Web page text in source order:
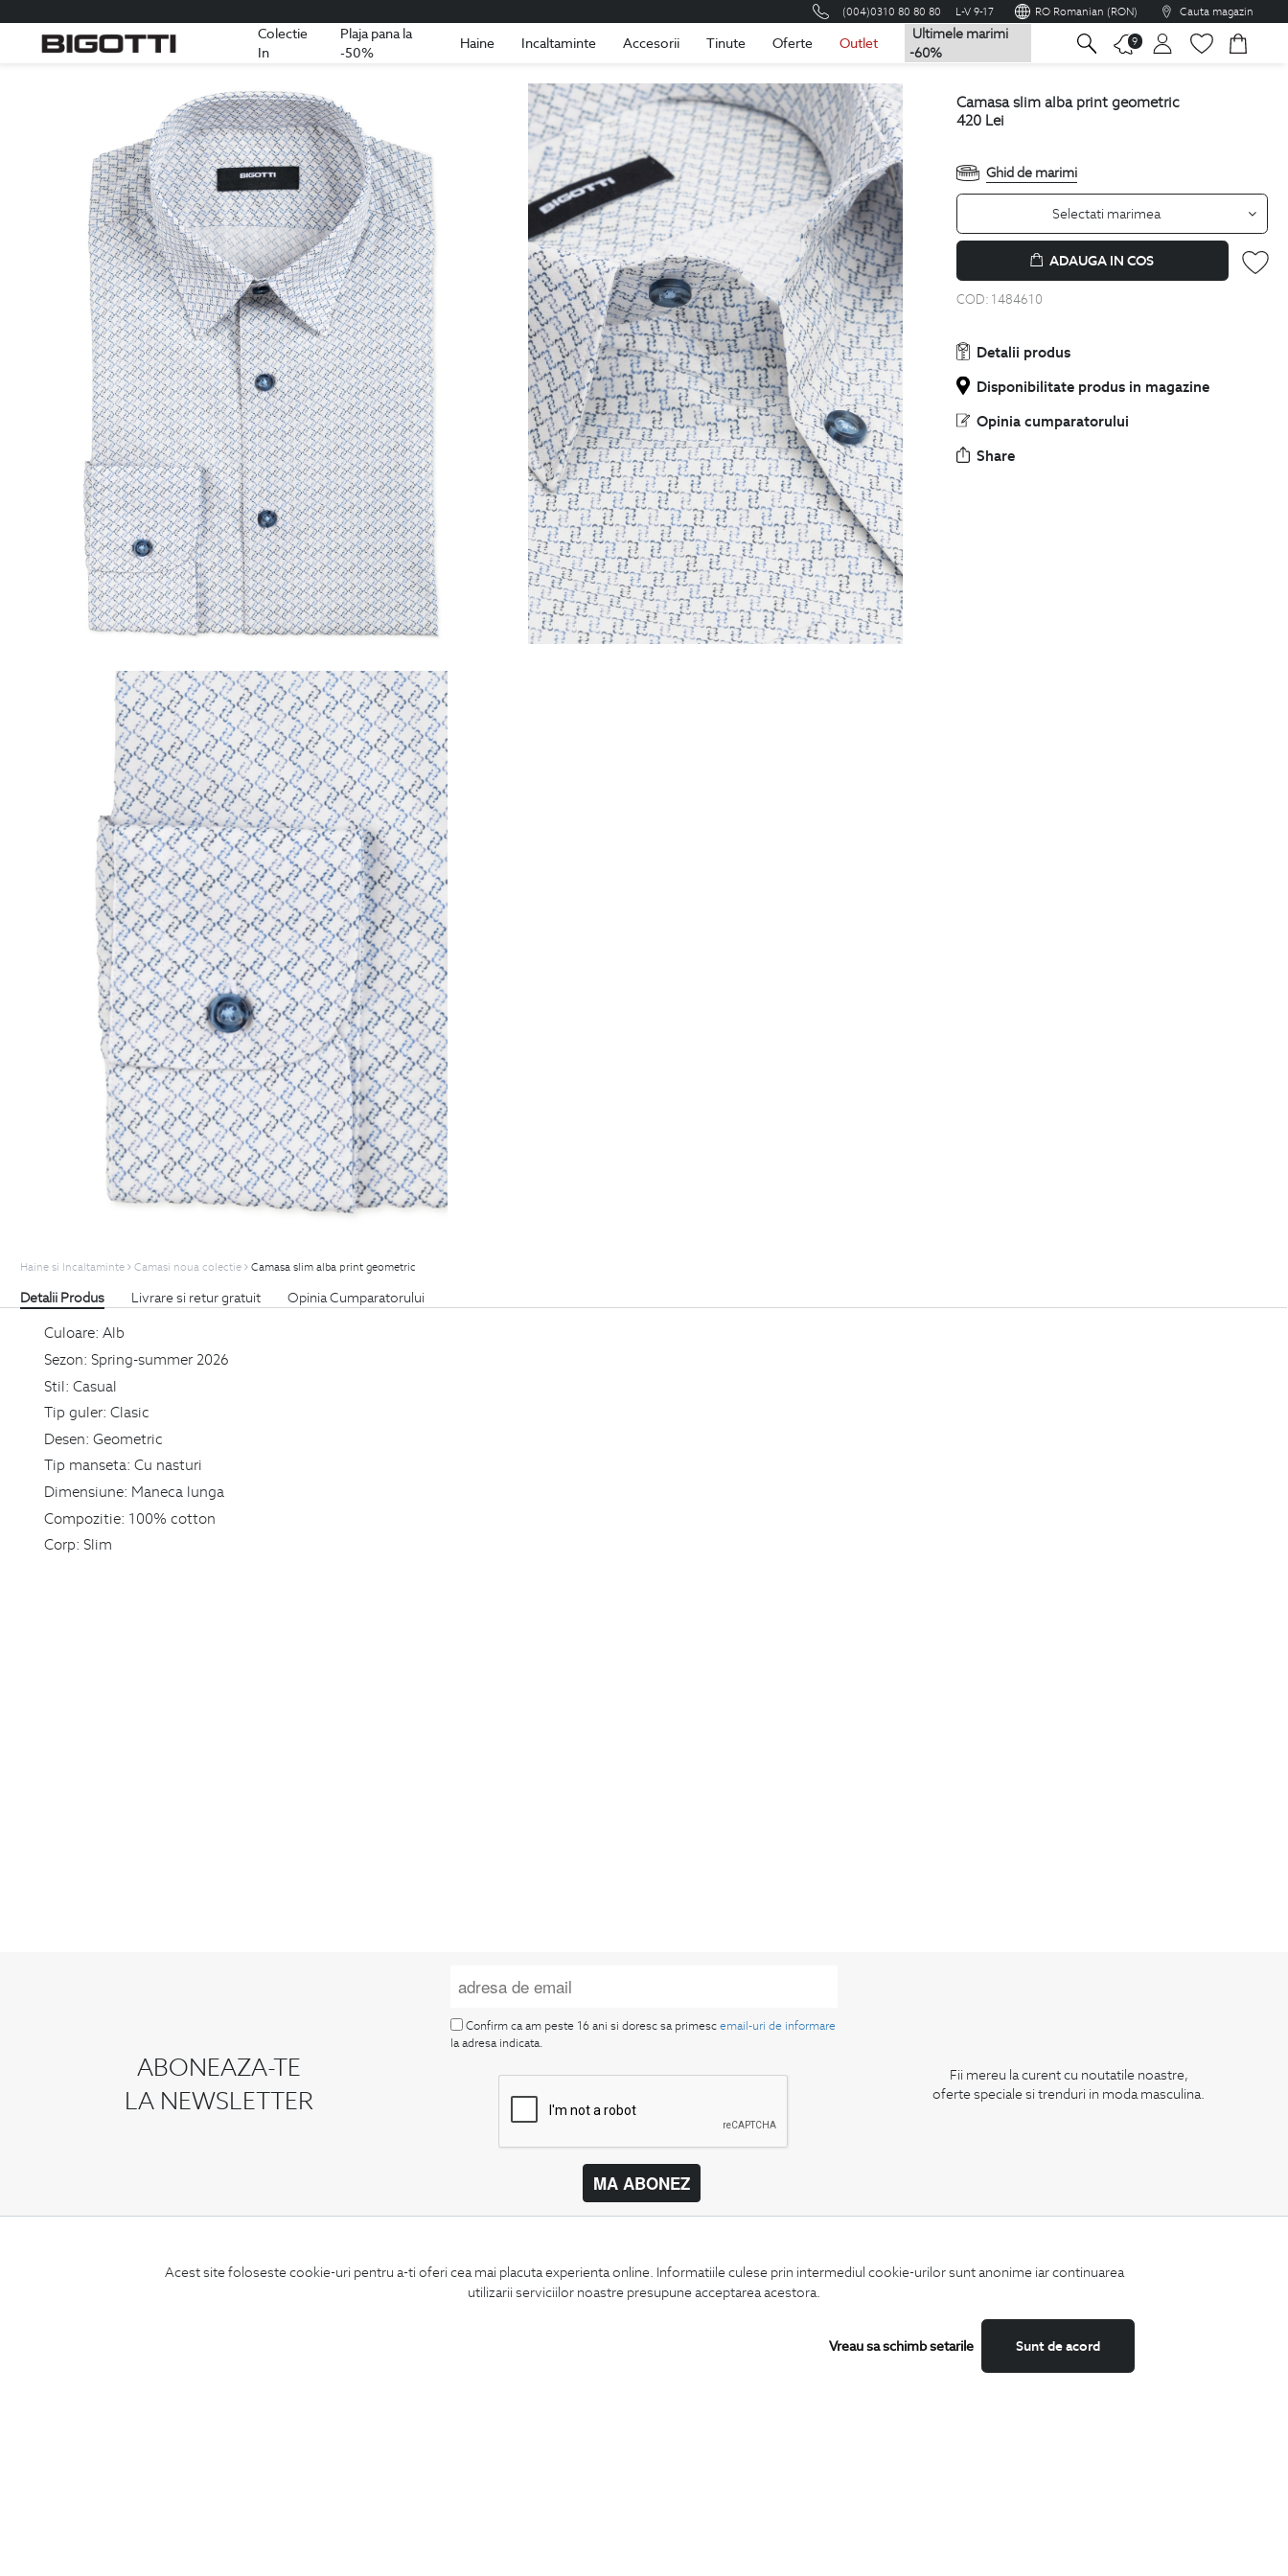
Acest site foloseste cookie-uri pentru a-ti oferi cea mai placuta experienta online. Informatiile culese prin intermediul cookie-urilor sunt anonime iar continuarea
utilizarii serviciilor noastre presupune acceptarea acestora.
Sunt de acord
Vreau sa schimb setarile
(004)0310 80 80 80 L-V 9-17 RO Romanian (RON) Cauta magazin
Colectie
In
Plaja pana la
-50%
Haine Incaltaminte Accesorii Tinute Oferte Outlet
Ultimele marimi
-60%
9
Romania Romana
camasa slim alba print geometric
420 Lei
Ghid de marimi
Selectati marimea
ADAUGA IN COS
COD: 1484610
Detalii produs
Disponibilitate produs in magazine
Opinia cumparatorului
Share
Haine si Incaltaminte Camasi noua colectie Camasa slim alba print geometric
Detalii Produs Livrare si retur gratuit Opinia Cumparatorului
Culoare: Alb
Sezon: Spring-summer 2026
Stil: Casual
Tip guler: Clasic
Desen: Geometric
Tip manseta: Cu nasturi
Dimensiune: Maneca lunga
Compozitie: 100% cotton
Corp: Slim
ABONEAZA-TE
LA NEWSLETTER
Confirm ca am peste 16 ani si doresc sa primescemail-uri de informare
la adresa indicata.
MA ABONEZ
Fii mereu la curent cu noutatile noastre,
oferte speciale si trenduri in moda masculina.
Termeni si conditii
Contact
Magazine
Facebook
LinkedIn
Camasi
Incaltaminte
Pantaloni